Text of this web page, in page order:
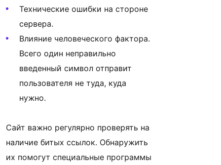
Технические ошибки на стороне
сервера.
Влияние человеческого фактора.
Всего один неправильно
введенный символ отправит
пользователя не туда, куда
нужно.
Сайт важно регулярно проверять на
наличие битых ссылок. Обнаружить
их помогут специальные программы